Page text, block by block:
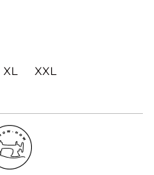
XL
XXL